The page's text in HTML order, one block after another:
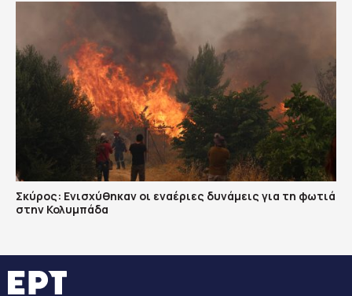
Σκύρος: Ενισχύθηκαν οι εναέριες δυνάμεις για τη φωτιά
στην Κολυμπάδα